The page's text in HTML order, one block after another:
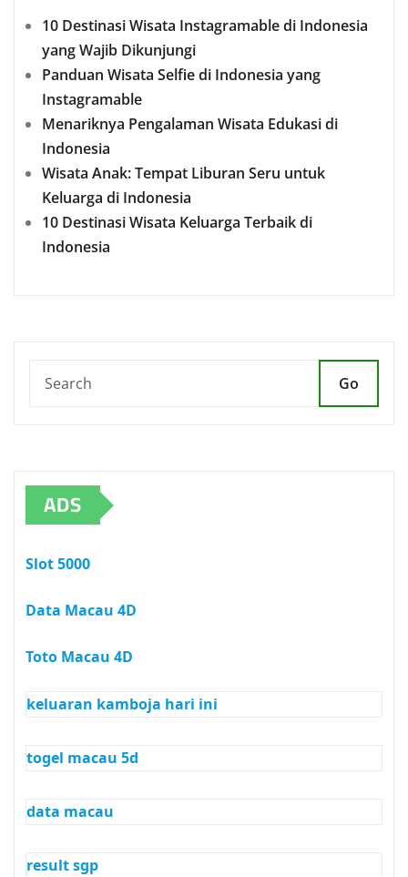
10 Destinasi Wisata Instagramable di Indonesia
yang Wajib Dikunjungi
Panduan Wisata Selfie di Indonesia yang
Instagramable
Menariknya Pengalaman Wisata Edukasi di
Indonesia
Wisata Anak: Tempat Liburan Seru untuk
Keluarga di Indonesia
10 Destinasi Wisata Keluarga Terbaik di
Indonesia
Go
ADS
Slot 5000
Data Macau 4D
Toto Macau 4D
keluaran kamboja hari ini
togel macau 5d
data macau
result sgp